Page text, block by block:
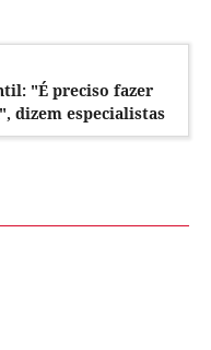
"É preciso fazer
dizem especialistas